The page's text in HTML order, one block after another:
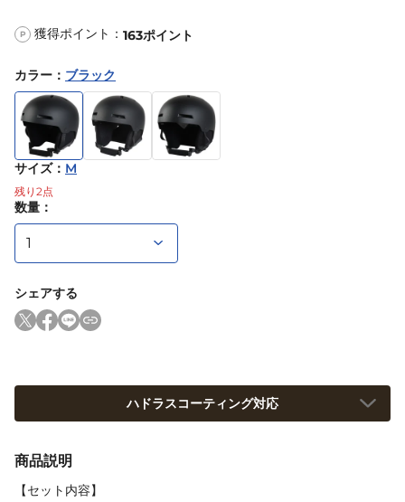
P 獲得ポイント： 163ポイント
カラー ： ブラック
サイズ： M
残り 2 点
数量：
シェアする
ハドラスコーティング対応
商品説明
【セット内容】